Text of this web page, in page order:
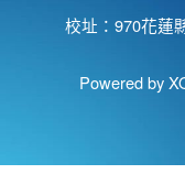
校址：970花
Powered by